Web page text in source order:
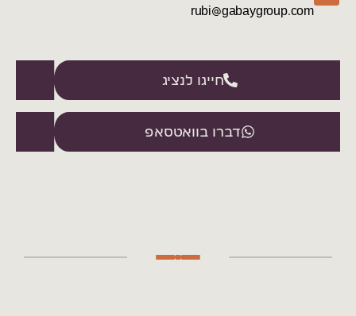
rubi@gabaygroup.com
חייגו לנציג
דברו בוואטסאפ